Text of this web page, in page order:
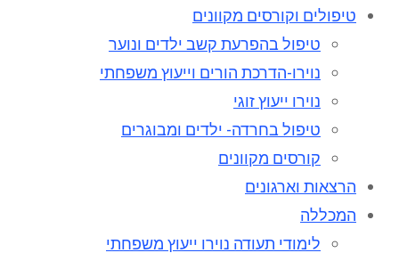
טיפולים וקורסים מקוונים
טיפול בהפרעת קשב ילדים ונוער
נוירו-הדרכת הורים וייעוץ משפחתי
נוירו ייעוץ זוגי
טיפול בחרדה- ילדים ומבוגרים
קורסים מקוונים
הרצאות וארגונים
המכללה
לימודי תעודה נוירו ייעוץ משפחתי